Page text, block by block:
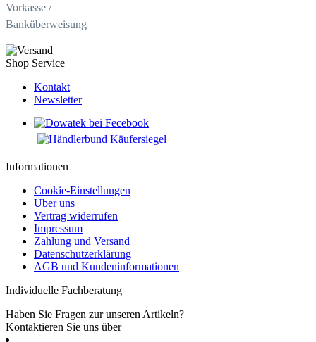
Vorkasse /
Banküberweisung
Shop Service
Kontakt
Newsletter
Informationen
Cookie-Einstellungen
Über uns
Vertrag widerrufen
Impressum
Zahlung und Versand
Datenschutzerklärung
AGB und Kundeninformationen
Individuelle Fachberatung
Haben Sie Fragen zur unseren Artikeln?
Kontaktieren Sie uns über